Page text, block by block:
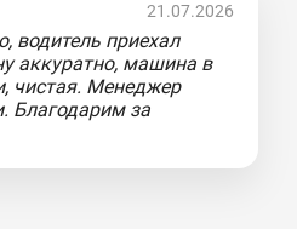
21.07.2026
водитель приехал
аккуратно, машина в
чистая. Менеджер
Благодарим за